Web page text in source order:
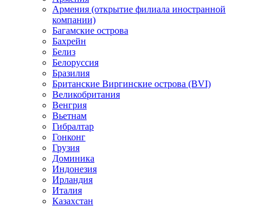
Армения (открытие филиала иностранной
компании)
Багамские острова
Бахрейн
Белиз
Белоруссия
Бразилия
Британские Виргинские острова (BVI)
Великобритания
Венгрия
Вьетнам
Гибралтар
Гонконг
Грузия
Доминика
Индонезия
Ирландия
Италия
Казахстан